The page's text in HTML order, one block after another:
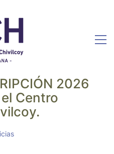
2026
Centro